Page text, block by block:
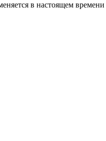
в настоящем времени